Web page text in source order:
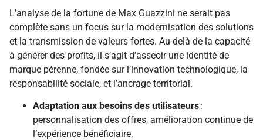
L’analyse de la fortune de Max Guazzini ne serait pas
complète sans un focus sur la modernisation des solutions
et la transmission de valeurs fortes. Au-delà de la capacité
à générer des profits, il s’agit d’asseoir une identité de
marque pérenne, fondée sur l’innovation technologique, la
responsabilité sociale, et l’ancrage territorial.
Adaptation aux besoins des utilisateurs:
personnalisation des offres, amélioration continue de
l’expérience bénéficiaire.